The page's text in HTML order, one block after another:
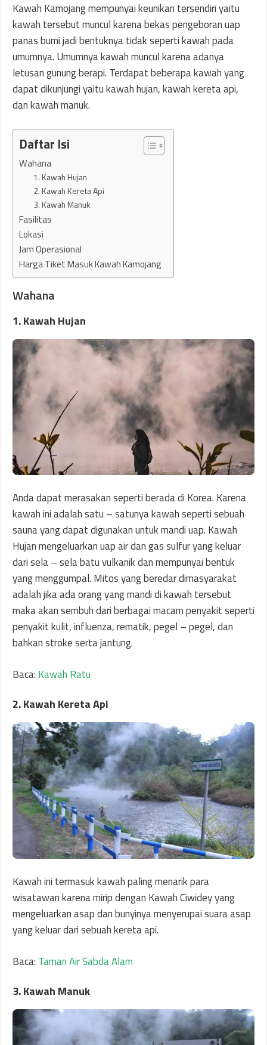
Kawah Kamojang mempunyai keunikan tersendiri yaitu
kawah tersebut muncul karena bekas pengeboran uap
panas bumi jadi bentuknya tidak seperti kawah pada
umumnya. Umumnya kawah muncul karena adanya
letusan gunung berapi. Terdapat beberapa kawah yang
dapat dikunjungi yaitu kawah hujan, kawah kereta api,
dan kawah manuk.
Daftar Isi
Wahana
1. Kawah Hujan
2. Kawah Kereta Api
3. Kawah Manuk
Fasilitas
Lokasi
Jam Operasional
Harga Tiket Masuk Kawah Kamojang
Wahana
1. Kawah Hujan
Anda dapat merasakan seperti berada di Korea. Karena
kawah ini adalah satu – satunya kawah seperti sebuah
sauna yang dapat digunakan untuk mandi uap. Kawah
Hujan mengeluarkan uap air dan gas sulfur yang keluar
dari sela – sela batu vulkanik dan mempunyai bentuk
yang menggumpal. Mitos yang beredar dimasyarakat
adalah jika ada orang yang mandi di kawah tersebut
maka akan sembuh dari berbagai macam penyakit seperti
penyakit kulit, influenza, rematik, pegel – pegel, dan
bahkan stroke serta jantung.
Baca: Kawah Ratu
2. Kawah Kereta Api
Kawah ini termasuk kawah paling menarik para
wisatawan karena mirip dengan Kawah Ciwidey yang
mengeluarkan asap dan bunyinya menyerupai suara asap
yang keluar dari sebuah kereta api.
Baca: Taman Air Sabda Alam
3. Kawah Manuk